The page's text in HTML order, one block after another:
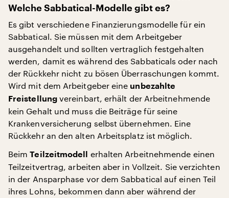
Welche Sabbatical-Modelle gibt es?
Es gibt verschiedene Finanzierungsmodelle für ein
Sabbatical. Sie müssen mit dem Arbeitgeber
ausgehandelt und sollten vertraglich festgehalten
werden, damit es während des Sabbaticals oder nach
der Rückkehr nicht zu bösen Überraschungen kommt.
Wird mit dem Arbeitgeber eine unbezahlte
Freistellungvereinbart, erhält der Arbeitnehmende
kein Gehalt und muss die Beiträge für seine
Krankenversicherung selbst übernehmen. Eine
Rückkehr an den alten Arbeitsplatz ist möglich.
BeimTeilzeitmodell
erhalten Arbeitnehmende einen
Teilzeitvertrag, arbeiten aber in Vollzeit. Sie verzichten
in der Ansparphase vor dem Sabbatical auf einen Teil
ihres Lohns, bekommen dann aber während der